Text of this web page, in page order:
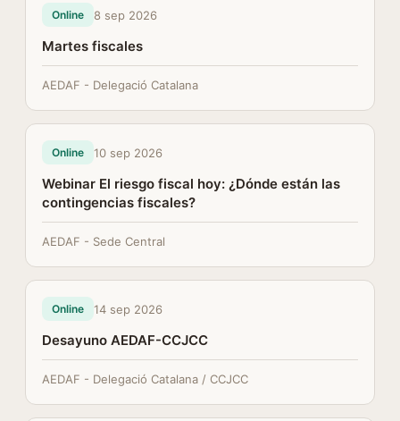
Online 8 sep 2026
Martes fiscales
AEDAF - Delegació Catalana
Online 10 sep 2026
Webinar El riesgo fiscal hoy: ¿Dónde están las
contingencias fiscales?
AEDAF - Sede Central
Online 14 sep 2026
Desayuno AEDAF-CCJCC
AEDAF - Delegació Catalana / CCJCC